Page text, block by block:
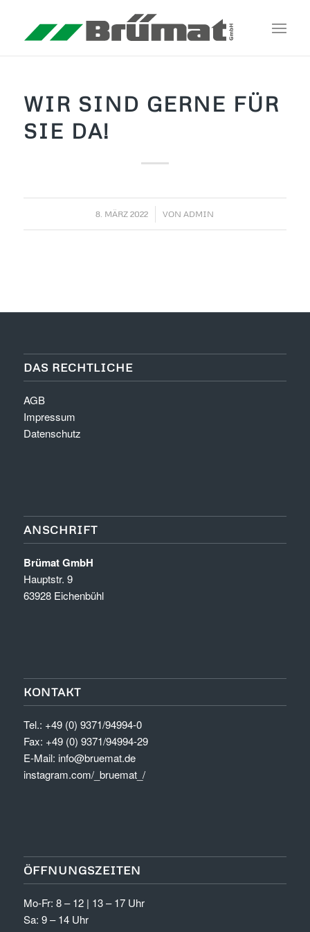
WIR SIND GERNE FÜR
SIE DA!
8. MÄRZ 2022
/ VONADMIN
DAS RECHTLICHE
AGB
Impressum
Datenschutz
ANSCHRIFT
Brümat GmbH
Hauptstr. 9
63928 Eichenbühl
KONTAKT
Tel.: +49 (0) 9371/94994-0
Fax: +49 (0) 9371/94994-29
E-Mail: info@bruemat.de
instagram.com/_bruemat_/
ÖFFNUNGSZEITEN
Mo-Fr: 8 – 12 | 13 – 17 Uhr
Sa: 9 – 14 Uhr